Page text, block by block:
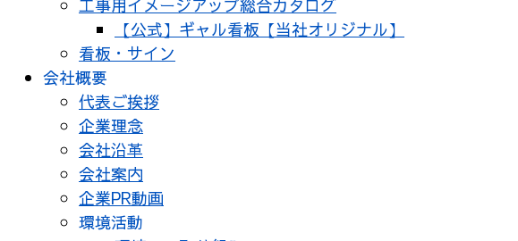
工事用イメージアップ総合カタログ
【公式】ギャル看板【当社オリジナル】
看板・サイン
会社概要
代表ご挨拶
企業理念
会社沿革
会社案内
企業PR動画
環境活動